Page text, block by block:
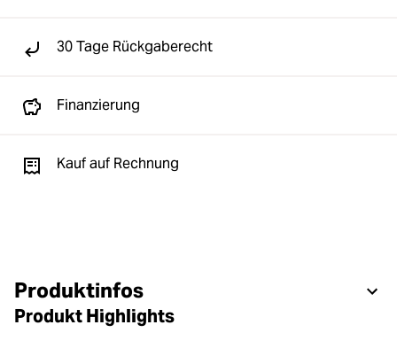
30 Tage Rückgaberecht
Finanzierung
Kauf auf Rechnung
Produktinfos
Produkt Highlights